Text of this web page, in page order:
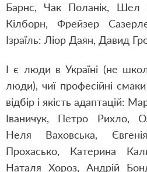
Барнс, Чак Поланік, Шел
Кілборн, Фрейзер
Ізраїль: Ліор Даян, Давид
І є люди в Україні (не
люди), чиї професійні
відбір і якість адаптацій:
Іваничук, Петро Рихло,
Неля Ваховська,
Прохасько, Катерина
Наталя Хороз, Андрій